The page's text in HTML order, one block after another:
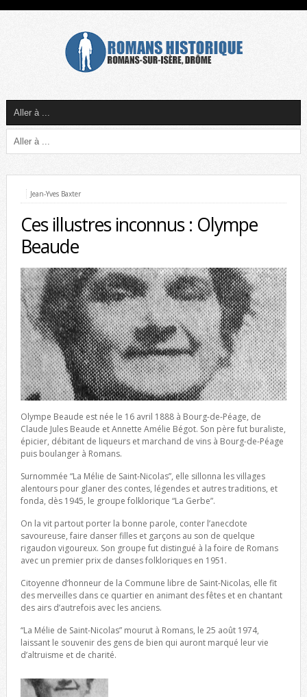
Jean-Yves Baxter
Ces illustres inconnus : Olympe
Beaude
Olympe Beaude est née le 16 avril 1888 à Bourg-de-Péage, de
Claude Jules Beaude et Annette Amélie Bégot. Son père fut buraliste,
épicier, débitant de liqueurs et marchand de vins à Bourg-de-Péage
puis boulanger à Romans.
Surnommée “La Mélie de Saint-Nicolas”, elle sillonna les villages
alentours pour glaner des contes, légendes et autres traditions, et
fonda, dès 1945, le groupe folklorique “La Gerbe”.
On la vit partout porter la bonne parole, conter l’anecdote
savoureuse, faire danser filles et garçons au son de quelque
rigaudon vigoureux. Son groupe fut distingué à la foire de Romans
avec un premier prix de danses folkloriques en 1951.
Citoyenne d’honneur de la Commune libre de Saint-Nicolas, elle fit
des merveilles dans ce quartier en animant des fêtes et en chantant
des airs d’autrefois avec les anciens.
“La Mélie de Saint-Nicolas” mourut à Romans, le 25 août 1974,
laissant le souvenir des gens de bien qui auront marqué leur vie
d’altruisme et de charité.